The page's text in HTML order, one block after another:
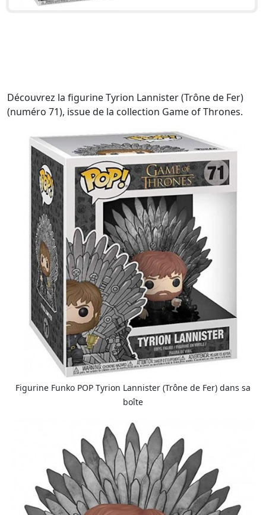
Découvrez la figurine Tyrion Lannister (Trône de Fer)
(numéro 71), issue de la collection Game of Thrones.
Figurine Funko POP Tyrion Lannister (Trône de Fer) dans sa
boîte